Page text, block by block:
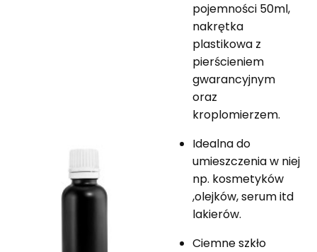
pojemności 50ml,
nakrętka
plastikowa z
pierścieniem
gwarancyjnym
oraz
kroplomierzem.
Idealna do
umieszczenia w niej
np. kosmetyków
,olejków, serum itd
lakierów.
Ciemne szkło